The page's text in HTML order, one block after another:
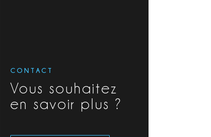
CONTACT
Vous souhaitez
en savoir plus ?